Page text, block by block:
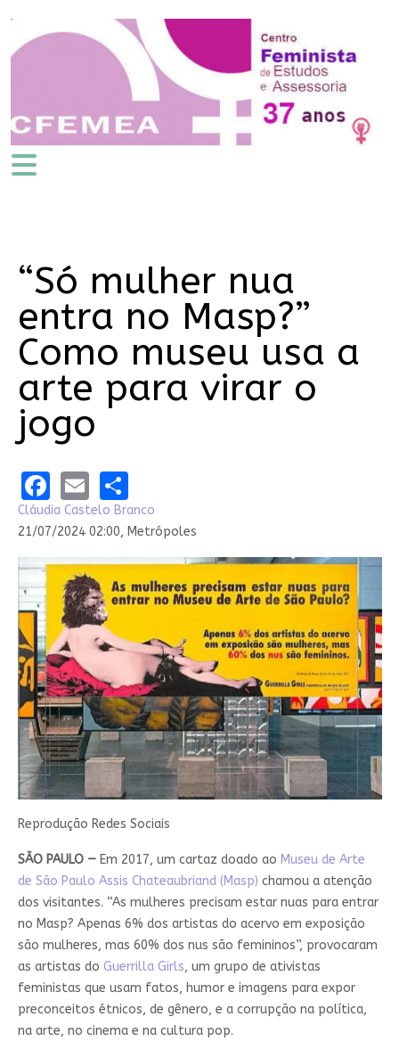
“Só mulher nua
entra no Masp?”
Como museu usa a
arte para virar o
jogo
Facebook
EmailShare
Cláudia Castelo Branco
21/07/2024 02:00, Metrópoles
Reprodução Redes Sociais
SÃO PAULO —Em 2017, um cartaz doado ao Museu de Arte
de São Paulo Assis Chateaubriand (Masp) chamou a atenção
dos visitantes. “As mulheres precisam estar nuas para entrar
no Masp? Apenas 6% dos artistas do acervo em exposição
são mulheres, mas 60% dos nus são femininos”, provocaram
as artistas do Guerrilla Girls, um grupo de ativistas
feministas que usam fatos, humor e imagens para expor
preconceitos étnicos, de gênero, e a corrupção na política,
na arte, no cinema e na cultura pop.